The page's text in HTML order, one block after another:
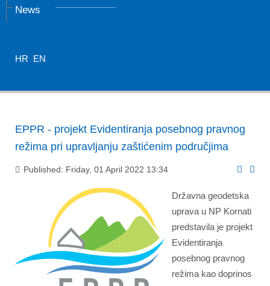
News
HR EN
EPPR - projekt Evidentiranja posebnog pravnog
režima pri upravljanju zaštićenim područjima
Published: Friday, 01 April 2022 13:34
Državna geodetska
uprava u NP Kornati
predstavila je projekt
Evidentiranja
posebnog pravnog
režima kao doprinos